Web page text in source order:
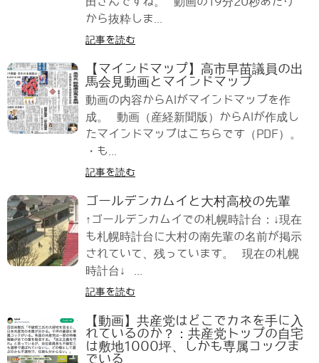
から抜粋しま...
記事を読む
【マインドマップ】高市早苗議員の出
馬会見動画とマインドマップ
動画の内容からAIがマインドマップを作
成。 動画（産経新聞版）からAIが作成し
たマインドマップはこちらです（PDF）。
・も...
記事を読む
ゴールデンカムイと大村高校の先輩
↑ゴールデンカムイでの札幌時計台：↓現在
も札幌時計台に大村の南先輩の名前が掲示
されていて、残っています。 現在の札幌
時計台↓ ...
記事を読む
【動画】共産党はどこでカネを手に入
れているのか？：共産党トップの自宅
は敷地1000坪、しかも専属コックま
でいる